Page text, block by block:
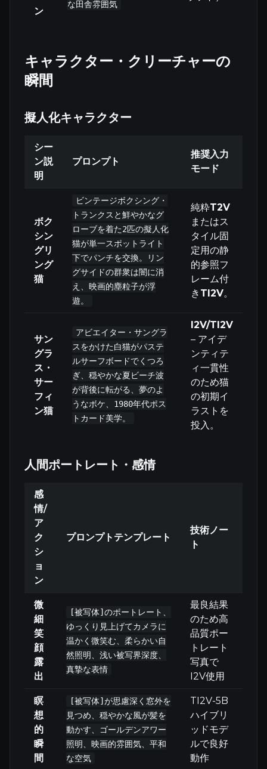
ン
な田舎雰囲気
キャラクター・クリーチャーの
瞬間
擬人化キャラクター
シー
ン説
明
プロンプト
推奨入力
モード
ボク
シン
グリ
ング
猫
ビンテージボクシング・
トランクスと鮮やかなグ
ローブを着た2匹の擬人化
猫が単一スポットライト
下でパンチを交換。リン
グサイドの群衆は闇に消
え、映画的塵粒子が浮
遊。
純粋T2V
またはス
タイル固
定用の静
的参照フ
レーム付
き TI2V。
サン
グラ
ス・
サー
フィ
ン猫
アビエイター・サングラ
スをかけた白猫がパステ
ルサーフボードでくつろ
ぎ、穏やかな夏ビーチ波
が背後に転がる、夢のよ
うなボケ、1980年代ポス
トカード美学。
I2V/TI2V
– アイデ
ンティテ
ィ一貫性
のため猫
の初期イ
ラストを
投入。
人間ポートレート・感情
感
情/
ア
ク
シ
ョ
ン
プロンプトテンプレート
技術ノー
ト
微
細
笑
顔
露
出
[被写体]のポートレート、
ゆっくり見上げてカメラに
温かく微笑む、柔らかい自
然照明、浅い被写界深度、
真摯な表情
最良結果
のため高
品質ポー
トレート
写真で
I2V使用
瞑
想
的
瞬
間
[被写体]が思慮深く窓外を
見つめ、穏やかな風が髪を
動かす、ゴールデンアワー
照明、映画的雰囲気、平和
な空気
TI2V-5B
ハイブリ
ッドモデ
ルで良好
動作